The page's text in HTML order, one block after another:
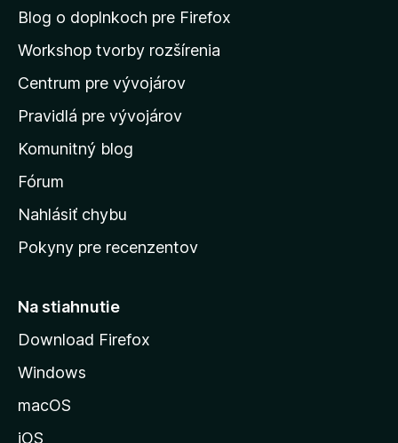
n
d
o
m
v
s
k
s
r
n
k
Blog o doplnkoch pre Firefox
Workshop tvorby rozšírenia
Centrum pre vývojárov
Pravidlá pre vývojárov
Komunitný blog
Fórum
Nahlásiť chybu
Pokyny pre recenzentov
Na stiahnutie
Download Firefox
Windows
macOS
iOS